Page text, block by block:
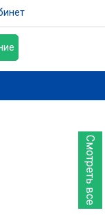
Смотреть все